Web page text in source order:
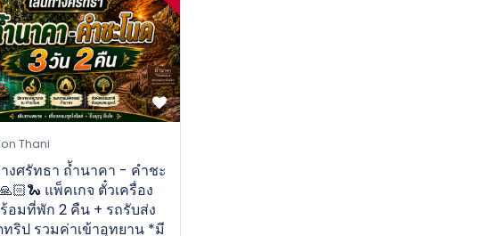
Thani
งศรัทธา ถ้ำนาคา - คำชะ
แพ็คเกจ ตั๋วเครื่อง
อมที่พัก 2 คืน + รถรับส่ง
ริป รวมค่าเข้าอุทยาน *มี